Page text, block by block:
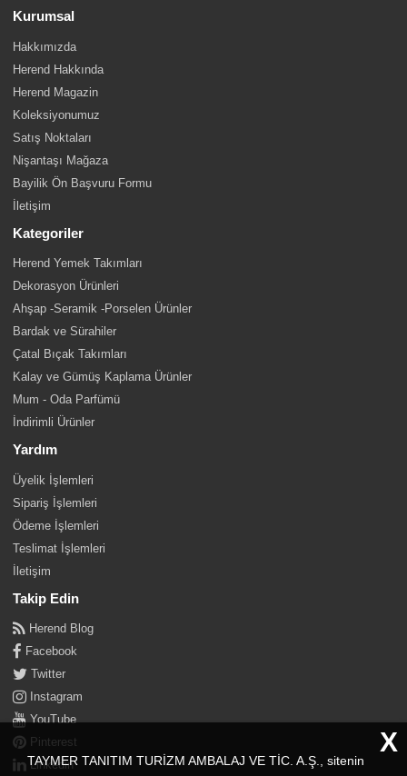
Kurumsal
Hakkımızda
Herend Hakkında
Herend Magazin
Koleksiyonumuz
Satış Noktaları
Nişantaşı Mağaza
Bayilik Ön Başvuru Formu
İletişim
Kategoriler
Herend Yemek Takımları
Dekorasyon Ürünleri
Ahşap -Seramik -Porselen Ürünler
Bardak ve Sürahiler
Çatal Bıçak Takımları
Kalay ve Gümüş Kaplama Ürünler
Mum - Oda Parfümü
İndirimli Ürünler
Yardım
Üyelik İşlemleri
Sipariş İşlemleri
Ödeme İşlemleri
Teslimat İşlemleri
İletişim
Takip Edin
Herend Blog
Facebook
Twitter
Instagram
YouTube
Pinterest
Linkedin
TAYMER TANITIM TURİZM AMBALAJ VE TİC. A.Ş., sitenin
X